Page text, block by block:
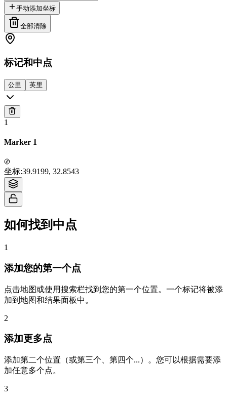
手动添加坐标
全部清除
标记和中点
公里 英里
1
Marker 1
坐标:39.9199, 32.8543
Tiles © Esri — Source: Esri, i-cubed, USDA, USGS, AEX, GeoEye,
Getmapping, Aerogrid, IGN, IGP, UPR-EGP, and the GIS User Community
如何找到中点
1
添加您的第一个点
点击地图或使用搜索栏找到您的第一个位置。一个标记将被添
加到地图和结果面板中。
2
添加更多点
添加第二个位置（或第三个、第四个...）。您可以根据需要添
加任意多个点。
3